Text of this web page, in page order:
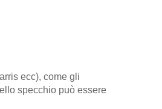
ecc), come gli
specchio può essere